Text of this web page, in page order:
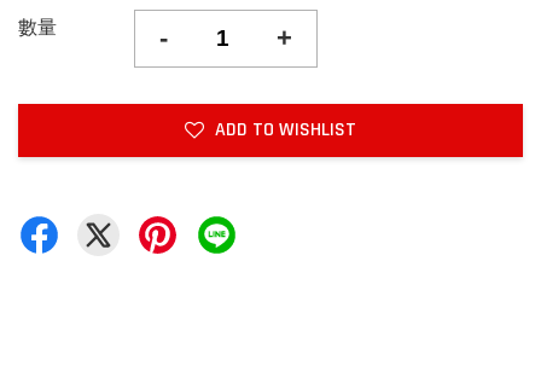
數量 - +
ADD TO WISHLIST